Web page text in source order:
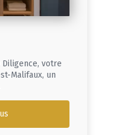
Diligence, votre
Malifaux, un